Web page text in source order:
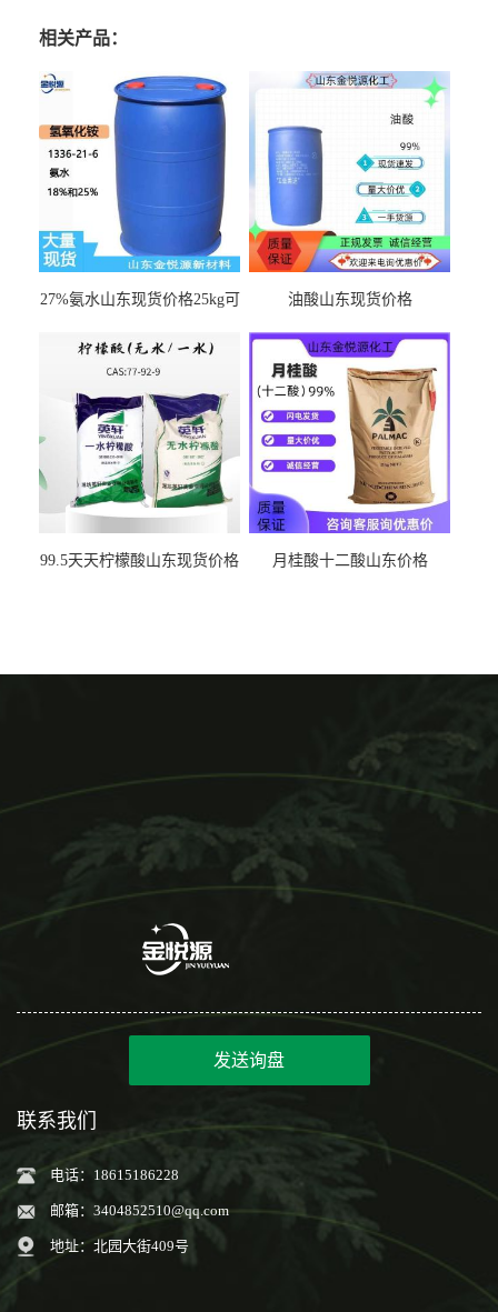
相关产品：
27%氨水山东现货价格25kg可
油酸山东现货价格
99.5天天柠檬酸山东现货价格 月桂酸十二酸山东价格
发送询盘
联系我们
电话：18615186228
邮箱： 3404852510@qq.com
地址：北园大街409号